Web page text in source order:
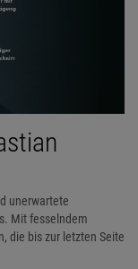
unerwartete
Mit fesselndem
die bis zur letzten Seite